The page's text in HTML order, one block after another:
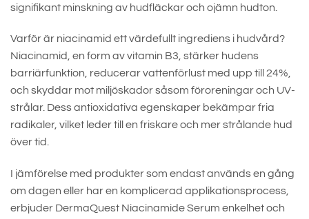
signifikant minskning av hudfläckar och ojämn hudton.
Varför är niacinamid ett värdefullt ingrediens i hudvård?
Niacinamid, en form av vitamin B3, stärker hudens
barriärfunktion, reducerar vattenförlust med upp till 24%,
och skyddar mot miljöskador såsom föroreningar och UV-
strålar. Dess antioxidativa egenskaper bekämpar fria
radikaler, vilket leder till en friskare och mer strålande hud
över tid.
I jämförelse med produkter som endast används en gång
om dagen eller har en komplicerad applikationsprocess,
erbjuder DermaQuest Niacinamide Serum enkelhet och